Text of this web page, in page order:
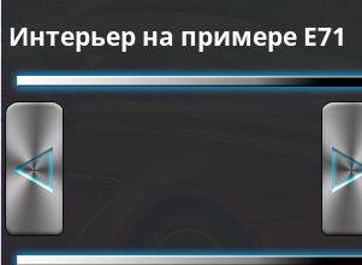
Интерьер на примере E71